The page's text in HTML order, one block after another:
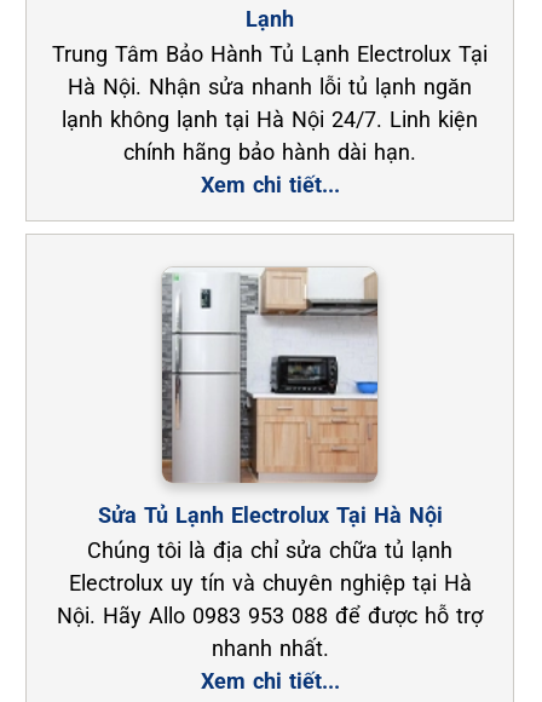
Lạnh
Trung Tâm Bảo Hành Tủ Lạnh Electrolux Tại
Hà Nội. Nhận sửa nhanh lỗi tủ lạnh ngăn
lạnh không lạnh tại Hà Nội 24/7. Linh kiện
chính hãng bảo hành dài hạn.
Xem chi tiết...
Sửa Tủ Lạnh Electrolux Tại Hà Nội
Chúng tôi là địa chỉ sửa chữa tủ lạnh
Electrolux uy tín và chuyên nghiệp tại Hà
Nội. Hãy Allo 0983 953 088 để được hỗ trợ
nhanh nhất.
Xem chi tiết...